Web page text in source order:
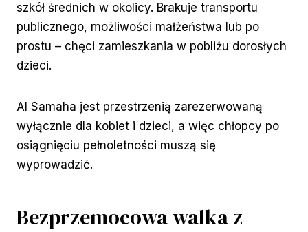
szkół średnich w okolicy. Brakuje transportu
publicznego, możliwości małżeństwa lub po
prostu – chęci zamieszkania w pobliżu dorosłych
dzieci.
Al Samaha jest przestrzenią zarezerwowaną
wyłącznie dla kobiet i dzieci, a więc chłopcy po
osiągnięciu pełnoletności muszą się
wyprowadzić.
Bezprzemocowa walka z